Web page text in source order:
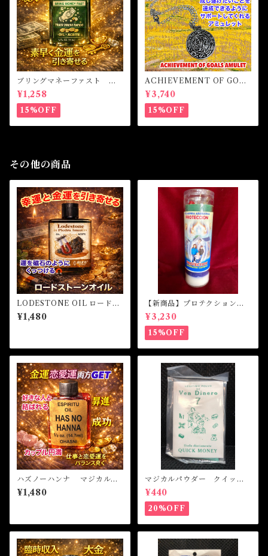
ブリングマネーファスト マ
ジカルオイル・魔女オイル B
RING MONEY FAST Magi
cal Oil
¥1,258
15%OFF
ACHIEVEMENT OF GOAL
S AMULET -あなたを目標達
成へと導くアミュレット-
¥3,740
15%OFF
その他の商品
LODESTONE OIL ロードス
トーンオイル-磁石のようにほ
しいものを引き寄せる-
¥1,480
【新商品】プロテクションア
ロマキャンドル Protection
Aromatic Candle
¥3,230
15%OFF
ハズノーハンナ マジカルオ
イル・魔女オイル HAS NO
HANNA Magical Oil
¥1,480
マジカルパウダー クイック
マネー Magical Powder Q
UICK MONEY
¥440
20%OFF